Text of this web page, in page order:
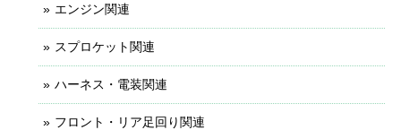
エンジン関連
スプロケット関連
ハーネス・電装関連
フロント・リア足回り関連